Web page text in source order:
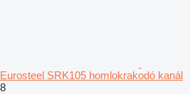
Eurosteel SRK105 homlokrakodó kanál
8